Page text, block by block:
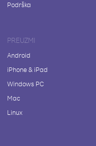
Podrška
PREUZMI
Android
iPhone & iPad
Windows PC
Mac
Linux